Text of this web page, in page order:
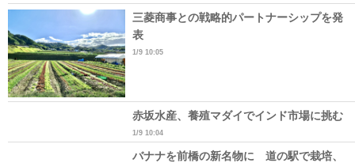
三菱商事との戦略的パートナーシップを発
表
1/9 10:05
赤坂水産、養殖マダイでインド市場に挑む
1/9 10:04
バナナを前橋の新名物に 道の駅で栽培、